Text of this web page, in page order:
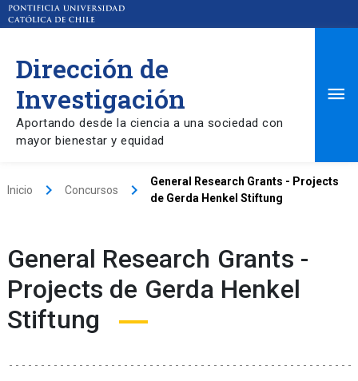
Dirección de
Investigación
Aportando desde la ciencia a una sociedad con
mayor bienestar y equidad
Inicio keyboard_arrow_right Concursos keyboard_arrow_right
General Research Grants - Projects
de Gerda Henkel Stiftung
General Research Grants -
Projects de Gerda Henkel
Stiftung